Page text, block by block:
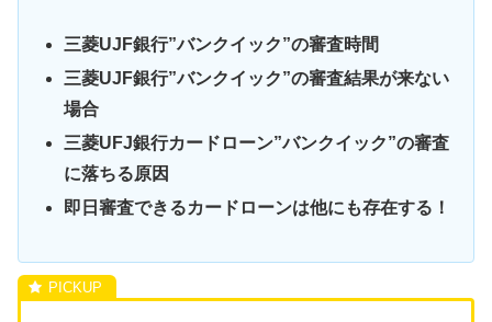
三菱UJF銀行”バンクイック”の審査時間
三菱UJF銀行”バンクイック”の審査結果が来ない
場合
三菱UFJ銀行カードローン”バンクイック”の審査
に落ちる原因
即日審査できるカードローンは他にも存在する！